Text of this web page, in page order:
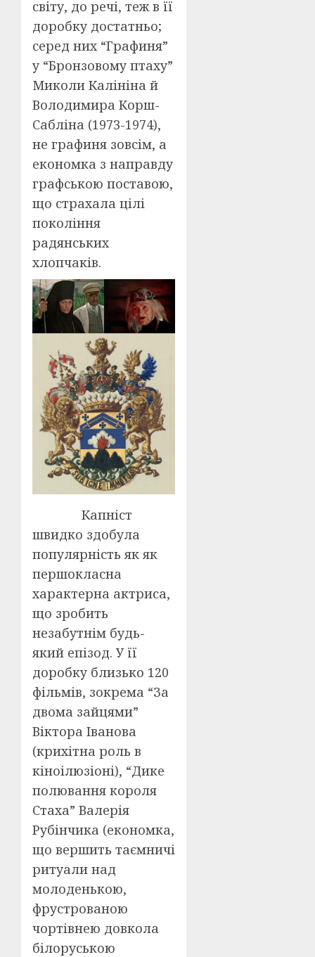
світу, до речі, теж в її
доробку достатньо;
серед них “Графиня”
у “Бронзовому птаху”
Миколи Калініна й
Володимира Корш-
Сабліна (1973-1974),
не графиня зовсім, а
економка з направду
графською поставою,
що страхала цілі
покоління
радянських
хлопчаків.
Капніст
швидко здобула
популярність як як
першокласна
характерна актриса,
що зробить
незабутнім будь-
який епізод. У її
доробку близько 120
фільмів, зокрема “За
двома зайцями”
Віктора Іванова
(крихітна роль в
кіноілюзіоні), “Дике
полювання короля
Стаха” Валерія
Рубінчика (економка,
що вершить таємничі
ритуали над
молоденькою,
фрустрованою
чортівнею довкола
білоруською